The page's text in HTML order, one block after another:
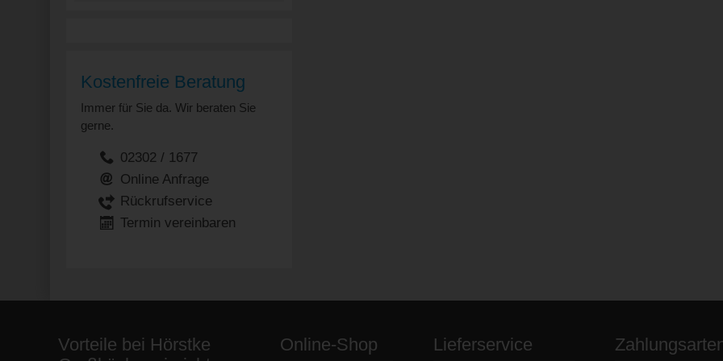
Kostenfreie Beratung
Immer für Sie da. Wir beraten Sie
gerne.
02302 / 1677
Online Anfrage
Rückrufservice
Termin vereinbaren
Vorteile bei Hörstke
Online-Shop Lieferservice